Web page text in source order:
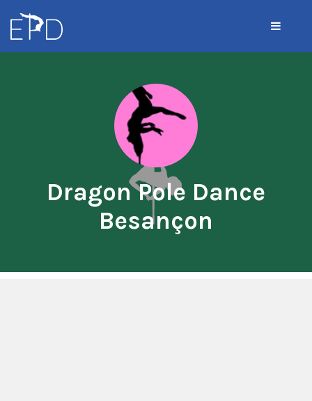
Dragon Pole Dance
Besançon